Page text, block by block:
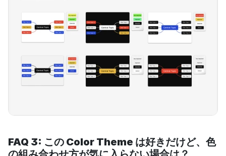
FAQ 3: この Color Theme は好きだけど、色